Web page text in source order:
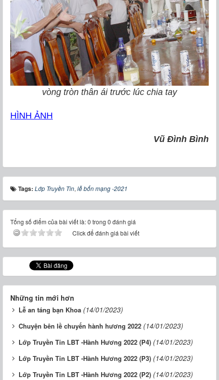
vòng tròn thân ái trước lúc chia tay
HÌNH ẢNH
Vũ Đình Bình
Tags: Lớp Truyền Tin, lễ bổn mạng -2021
Tổng số điểm của bài viết là: 0 trong 0 đánh giá
Click để đánh giá bài viết
Những tin mới hơn
Lễ an táng bạn Khoa (14/01/2023)
Chuyện bên lề chuyến hành hương 2022 (14/01/2023)
Lớp Truyền Tin LBT -Hành Hương 2022 (P4) (14/01/2023)
Lớp Truyền Tin LBT -Hành Hương 2022 (P3) (14/01/2023)
Lớp Truyền Tin LBT -Hành Hương 2022 (P2) (14/01/2023)